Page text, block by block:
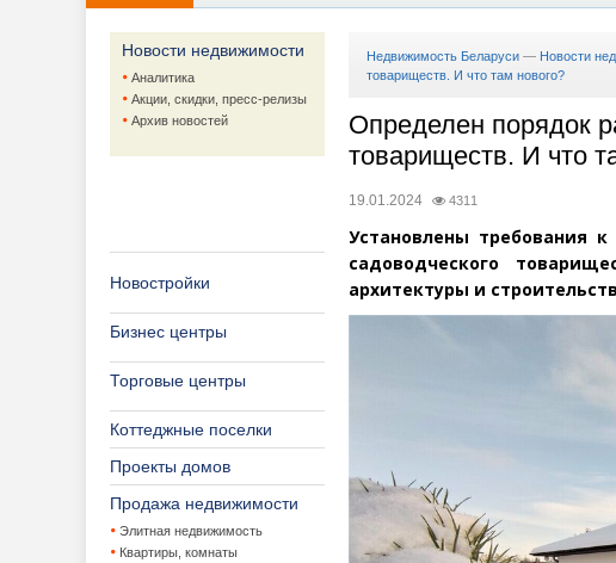
Новости недвижимости
Аналитика
Акции, скидки, пресс-релизы
Архив новостей
Новостройки
Бизнес центры
Торговые центры
Коттеджные поселки
Проекты домов
Продажа недвижимости
Элитная недвижимость
Квартиры, комнаты
Недвижимость Беларуси — Новости
товариществ. И что там нового?
Определен порядок
товариществ. И что
19.01.2024 4311
Установлены требования
садоводческого
архитектуры и